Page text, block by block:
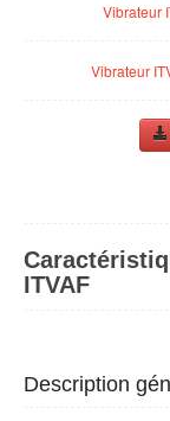
Vibrateur
Vibrateur
ITVAF
Description